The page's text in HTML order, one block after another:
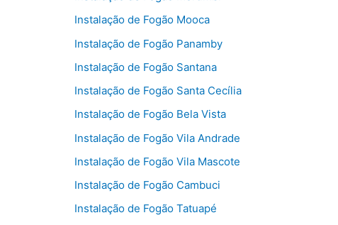
Instalação de Fogão Mooca
Instalação de Fogão Panamby
Instalação de Fogão Santana
Instalação de Fogão Santa Cecília
Instalação de Fogão Bela Vista
Instalação de Fogão Vila Andrade
Instalação de Fogão Vila Mascote
Instalação de Fogão Cambuci
Instalação de Fogão Tatuapé